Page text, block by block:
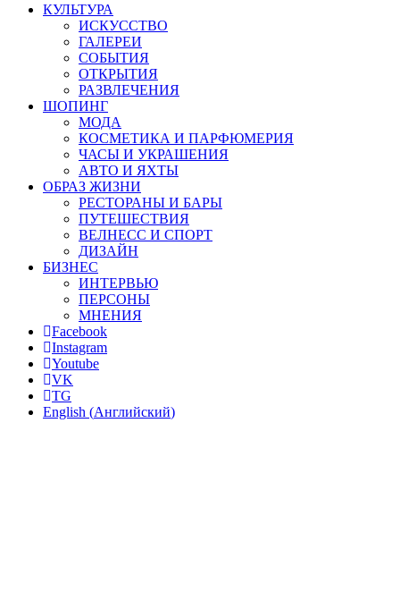
КУЛЬТУРА
ИСКУССТВО
ГАЛЕРЕИ
СОБЫТИЯ
ОТКРЫТИЯ
РАЗВЛЕЧЕНИЯ
ШОПИНГ
МОДА
КОСМЕТИКА И ПАРФЮМЕРИЯ
ЧАСЫ И УКРАШЕНИЯ
АВТО И ЯХТЫ
ОБРАЗ ЖИЗНИ
РЕСТОРАНЫ И БАРЫ
ПУТЕШЕСТВИЯ
ВЕЛНЕСС И СПОРТ
ДИЗАЙН
БИЗНЕС
ИНТЕРВЬЮ
ПЕРСОНЫ
МНЕНИЯ
Facebook
Instagram
Youtube
VK
TG
English (Английский)